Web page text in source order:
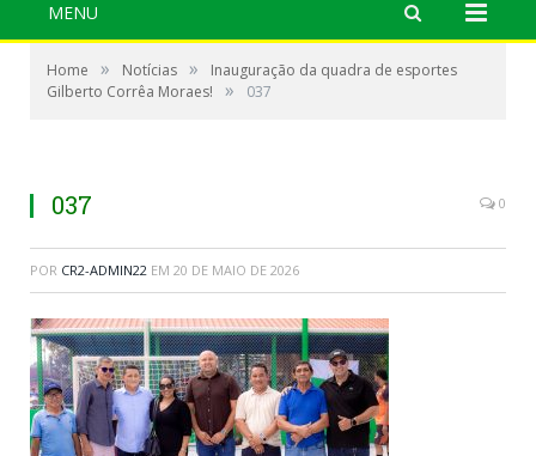
MENU
Home » Notícias »
Inauguração da quadra de esportes
Gilberto Corrêa Moraes!
» 037
037 0
POR CR2-ADMIN22 EM 20 DE MAIO DE 2026